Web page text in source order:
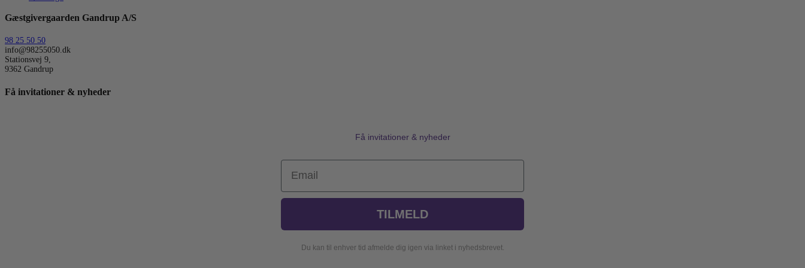
Gæstgivergaarden Gandrup A/S
98 25 50 50
info@98255050.dk
Stationsvej 9,
9362 Gandrup
Få invitationer & nyheder
Få invitationer & nyheder
Email
TILMELD
Du kan til enhver tid afmelde dig igen via linket i nyhedsbrevet.